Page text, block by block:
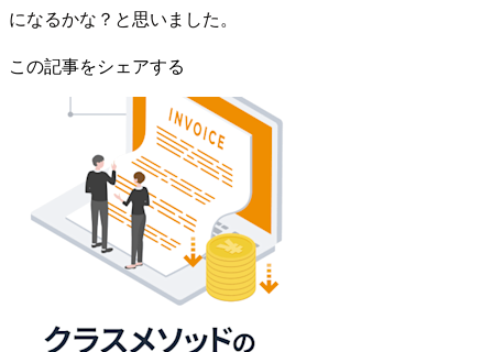
になるかな？と思いました。
この記事をシェアする